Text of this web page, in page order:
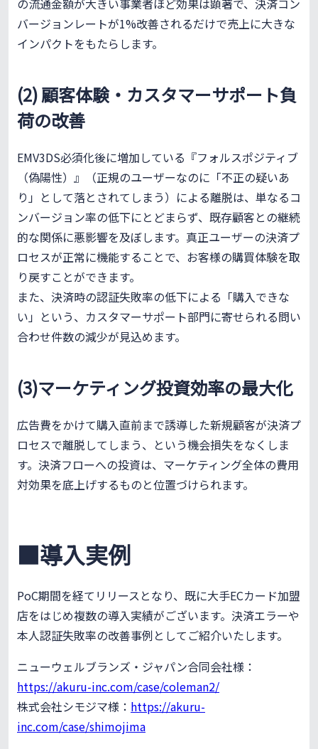
バージョンレートが1%改善されるだけで売上に大きな
インパクトをもたらします。
(2) 顧客体験・カスタマーサポート負
荷の改善
EMV3DS必須化後に増加している『フォルスポジティブ
（偽陽性）』（正規のユーザーなのに「不正の疑いあ
り」として落とされてしまう）による離脱は、単なるコ
ンバージョン率の低下にとどまらず、既存顧客との継続
的な関係に悪影響を及ぼします。真正ユーザーの決済プ
ロセスが正常に機能することで、お客様の購買体験を取
り戻すことができます。
また、決済時の認証失敗率の低下による「購入できな
い」という、カスタマーサポート部門に寄せられる問い
合わせ件数の減少が見込めます。
(3)マーケティング投資効率の最大化
広告費をかけて購入直前まで誘導した新規顧客が決済プ
ロセスで離脱してしまう、という機会損失をなくしま
す。決済フローへの投資は、マーケティング全体の費用
対効果を底上げするものと位置づけられます。
■導入実例
PoC期間を経てリリースとなり、既に大手ECカード加盟
店をはじめ複数の導入実績がございます。決済エラーや
本人認証失敗率の改善事例としてご紹介いたします。
ニューウェルブランズ・ジャパン合同会社様：
https://akuru-inc.com/case/coleman2/
株式会社シモジマ様： https://akuru-
inc.com/case/shimojima